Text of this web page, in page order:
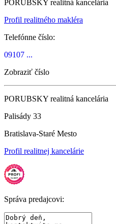
PORUBSKY realitná kancelária
Profil realitného makléra
Telefónne číslo:
09107 ...
Zobraziť číslo
PORUBSKY realitná kancelária
Palisády 33
Bratislava-Staré Mesto
Profil realitnej kancelárie
Správa predajcovi: